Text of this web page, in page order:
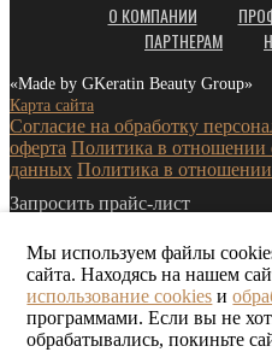
О КОМПАНИИ
ПАРТНЕРАМ
«Made by GKeratin Beauty Group»
Карта сайта
Согласие на обработку
оферта Политика в отношении
данных Политика в
Запросить прайс-лист
Мы используем файлы
сайта. Находясь на нашем
использование cookies и
программами. Если вы не
обрабатывались, покиньте